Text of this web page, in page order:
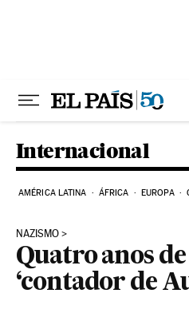
Internacional
AMÉRICA LATINA ÁFRICA EUROPA
NAZISMO
Quatro anos
‘contador de